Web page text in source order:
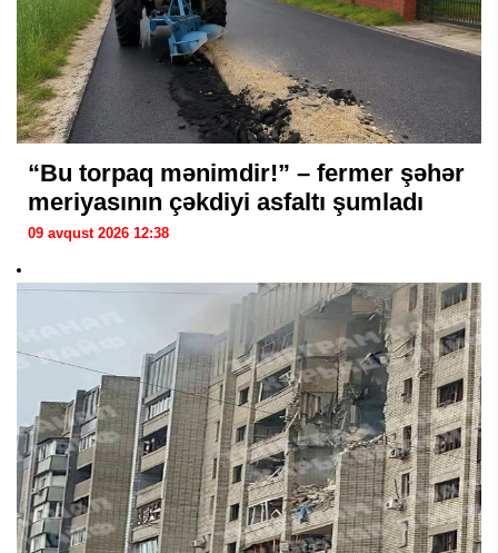
“Bu torpaq mənimdir!” – fermer şəhər
meriyasının çəkdiyi asfaltı şumladı
09 avqust 2026 12:38